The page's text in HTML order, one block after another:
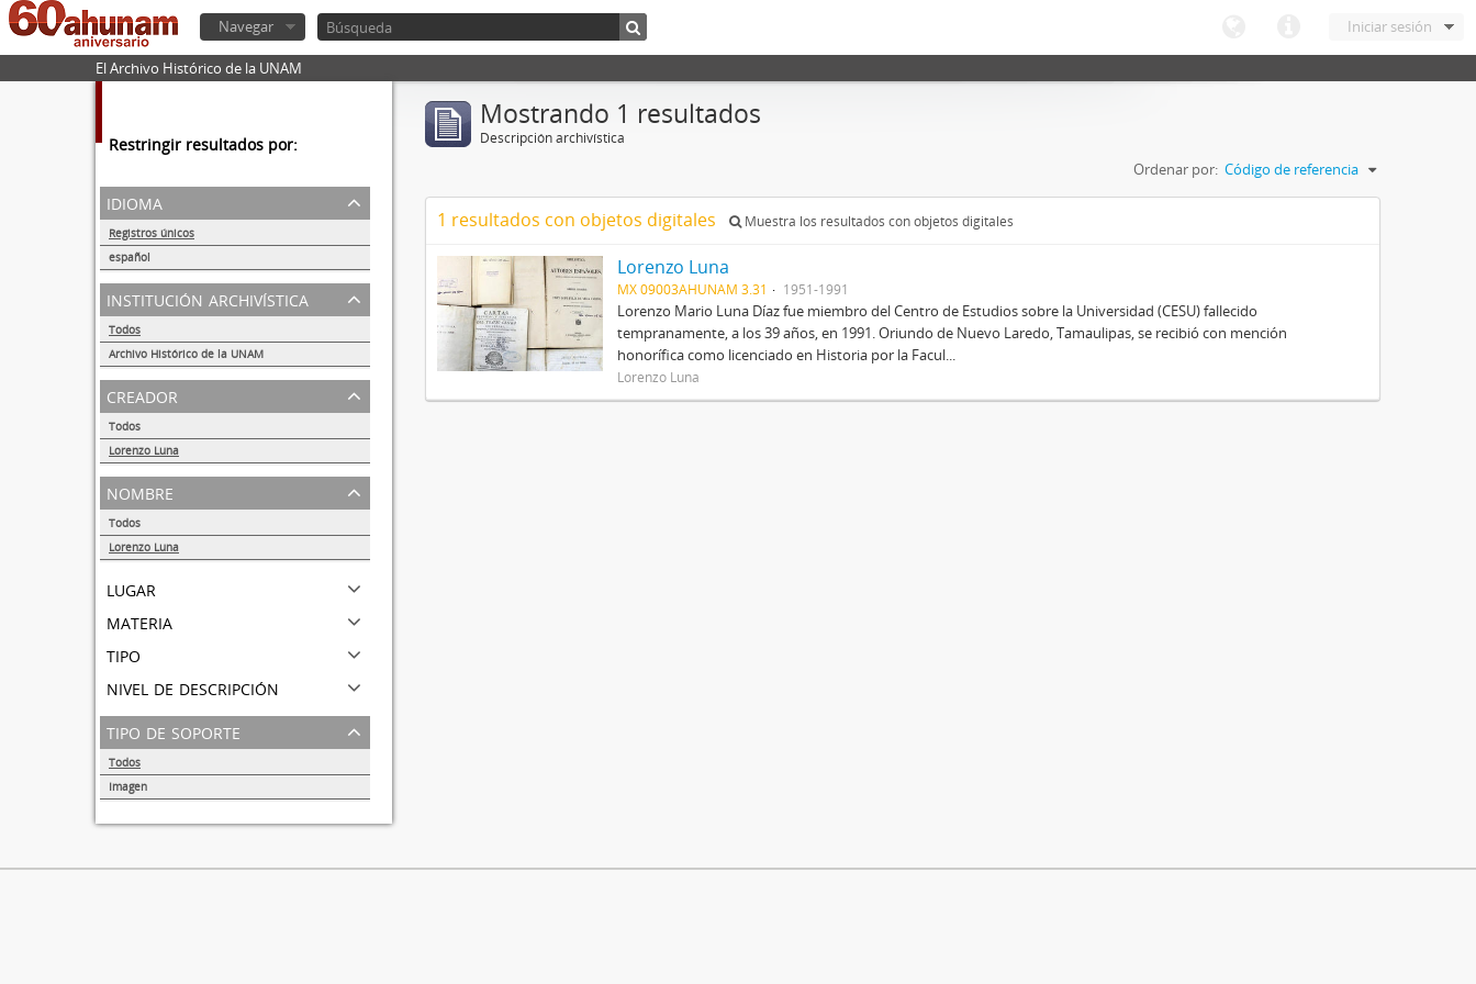
Iniciar sesión
Navegar
El Archivo Histórico de la UNAM
Restringir resultados por:
idioma
Registros únicos
español
1
institución archivística
Todos
Archivo Histórico de la UNAM
1
creador
Todos
Lorenzo Luna
1
nombre
Todos
Lorenzo Luna
lugar
materia
tipo
nivel de descripción
tipo de soporte
Todos
Imagen
Mostrando 1 resultados
Descripción archivística
Ordenar por: Código de referencia
1 resultados con objetos digitales Muestra los resultados con objetos digitales
Lorenzo Luna
MX 09003AHUNAM 3.31 1951-1991
Lorenzo Mario Luna Díaz fue miembro del Centro de Estudios sobre la Universidad (CESU) fallecido
tempranamente, a los 39 años, en 1991. Oriundo de Nuevo Laredo, Tamaulipas, se recibió con mención
honorífica como licenciado en Historia por la Facul...
Lorenzo Luna